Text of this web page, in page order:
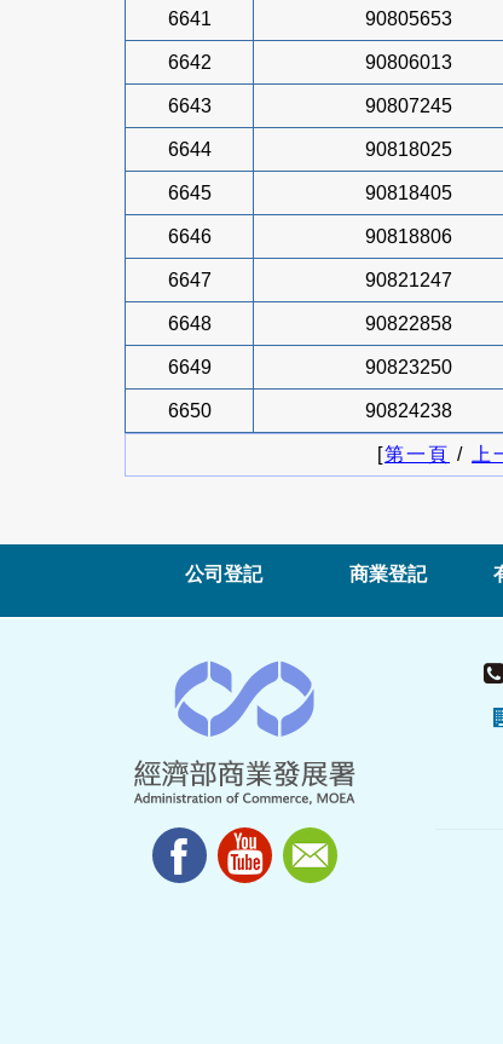
6641 90805653
6642 90806013
6643 90807245
6644 90818025
6645 90818405
6646 90818806
6647 90821247
6648 90822858
6649 90823250
6650 90824238
[第一頁 / 上
公司登記 商業登記